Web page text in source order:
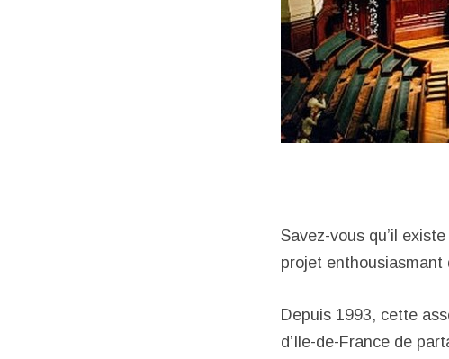
Savez-vous qu’il
projet enthousiasmant
Depuis 1993, cette
d’Ile-de-France de